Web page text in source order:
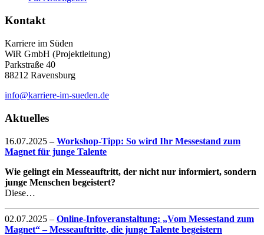
Kontakt
Karriere im Süden
WiR GmbH (Projektleitung)
Parkstraße 40
88212 Ravensburg
info@karriere-im-sueden.de
Aktuelles
16.07.2025 – Workshop-Tipp: So wird Ihr Messestand zum
Magnet für junge Talente
Wie gelingt ein Messeauftritt, der nicht nur informiert, sondern
junge Menschen begeistert?
Diese…
02.07.2025 – Online-Infoveranstaltung: „Vom Messestand zum
Magnet“ – Messeauftritte, die junge Talente begeistern